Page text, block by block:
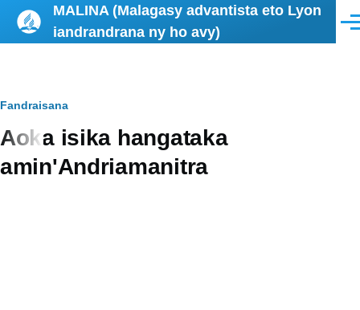
Skip to main content
MALINA (Malagasy advantista eto Lyon
iandrandrana ny ho avy)
Breadcrumb
Fandraisana
Aoka isika hangataka
amin'Andriamanitra